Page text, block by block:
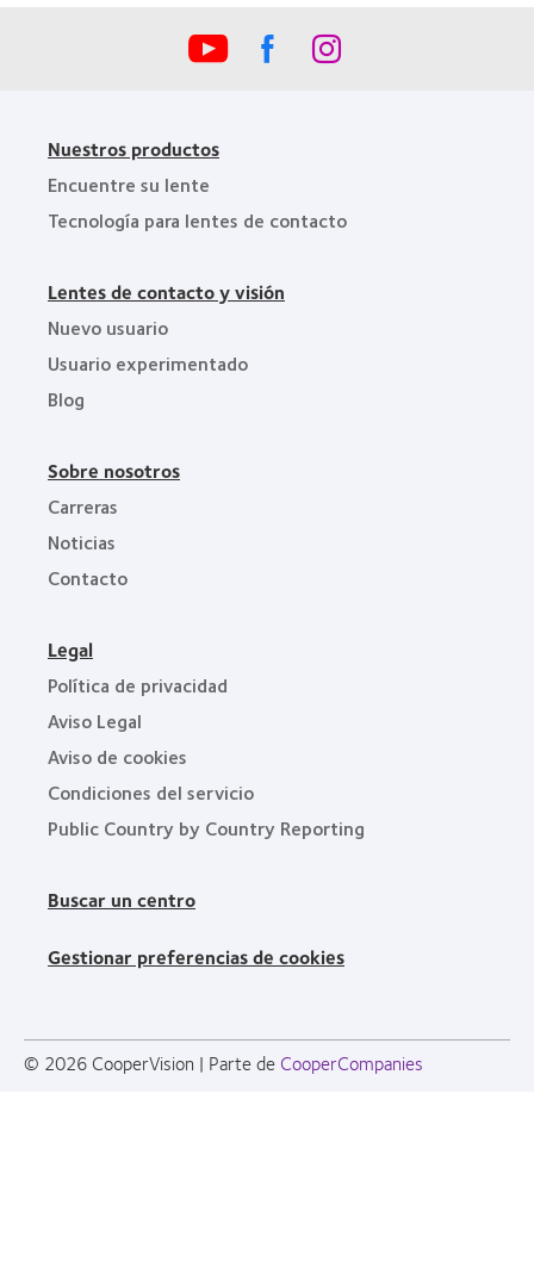
Nuestros productos
Encuentre su lente
Tecnología para lentes de contacto
Lentes de contacto y visión
Nuevo usuario
Usuario experimentado
Blog
Sobre nosotros
Carreras
Noticias
Contacto
Legal
Política de privacidad
Aviso Legal
Aviso de cookies
Condiciones del servicio
Public Country by Country Reporting
Buscar un centro
Gestionar preferencias de cookies
© 2026 CooperVision | Parte de CooperCompanies